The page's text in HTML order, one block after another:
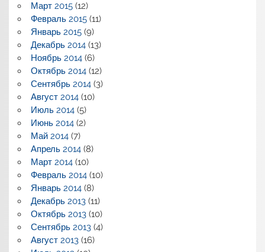
Март 2015(12)
Февраль 2015(11)
Январь 2015(9)
Декабрь 2014(13)
Ноябрь 2014(6)
Октябрь 2014(12)
Сентябрь 2014(3)
Август 2014(10)
Июль 2014(5)
Июнь 2014(2)
Май 2014(7)
Апрель 2014(8)
Март 2014(10)
Февраль 2014(10)
Январь 2014(8)
Декабрь 2013(11)
Октябрь 2013(10)
Сентябрь 2013(4)
Август 2013(16)